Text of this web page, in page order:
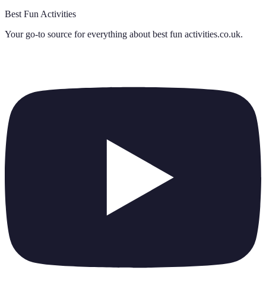
Best Fun Activities
Your go-to source for everything about best fun activities.co.uk.